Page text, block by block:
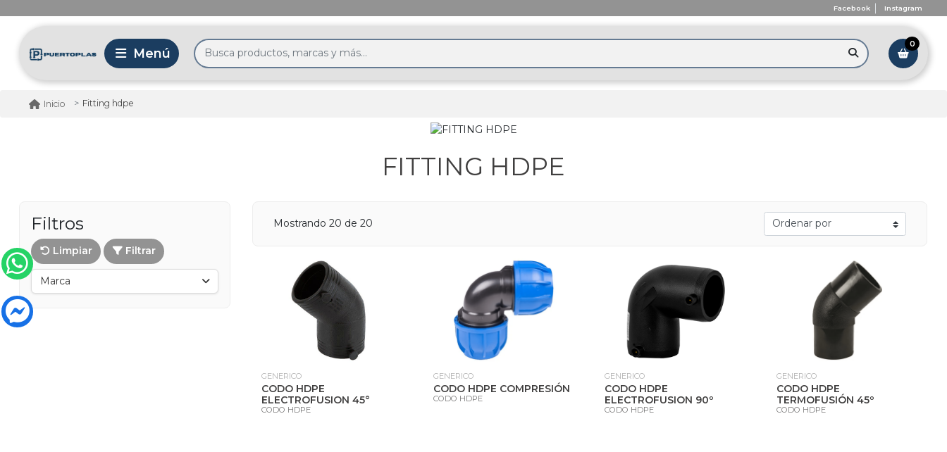
Facebook Instagram
0
Inicio Fitting hdpe
FITTING HDPE
Filtros
Limpiar Filtrar
Marca
Mostrando 20 de 20
GENERICO
CODO HDPE
ELECTROFUSION 45°
CODO HDPE
GENERICO
CODO HDPE COMPRESIÓN
CODO HDPE
GENERICO
CODO HDPE
ELECTROFUSION 90º
CODO HDPE
GENERICO
CODO HDPE
TERMOFUSIÓN 45º
CODO HDPE